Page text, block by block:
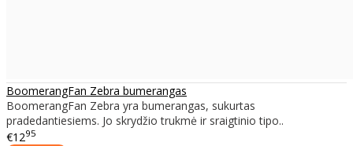
BoomerangFan Zebra bumerangas
​BoomerangFan Zebra yra bumerangas, sukurtas
pradedantiesiems. Jo skrydžio trukmė ir sraigtinio tipo..
€1295